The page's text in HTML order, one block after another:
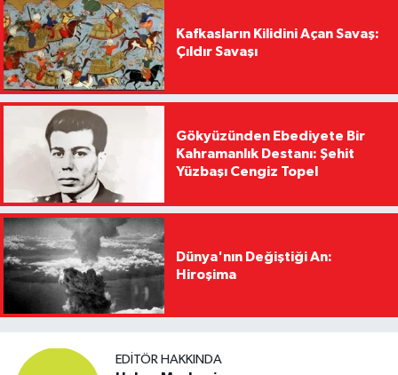
Kafkasların Kilidini Açan Savaş:
Çıldır Savaşı
Gökyüzünden Ebediyete Bir
Kahramanlık Destanı: Şehit
Yüzbaşı Cengiz Topel
Dünya'nın Değiştiği An:
Hiroşima
EDITÖR HAKKINDA